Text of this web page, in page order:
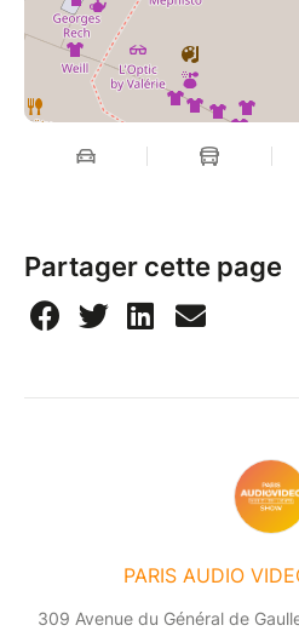
Partager cette page
PARIS AUDIO
309 Avenue du Général de